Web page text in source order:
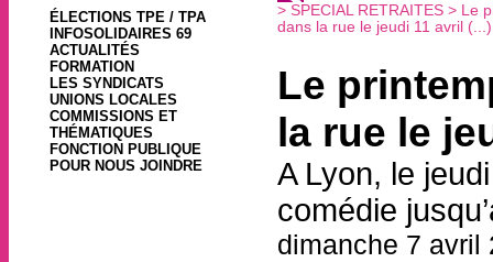
ÉLECTIONS TPE / TPA
INFOSOLIDAIRES 69
ACTUALITÉS
FORMATION
LES SYNDICATS
UNIONS LOCALES
COMMISSIONS ET
THÉMATIQUES
FONCTION PUBLIQUE
POUR NOUS JOINDRE
> SPECIAL RETRAITES> Le
dans la rue le jeudi 11 avril (...)
Le
la rue le
A Lyon, le
comédie
dimanche 7